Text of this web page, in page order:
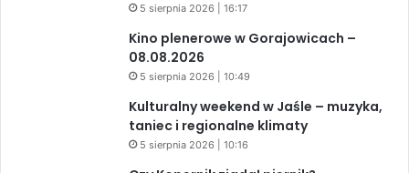
5 sierpnia 2026 | 16:17
Kino plenerowe w Gorajowicach –
08.08.2026
5 sierpnia 2026 | 10:49
Kulturalny weekend w Jaśle – muzyka,
taniec i regionalne klimaty
5 sierpnia 2026 | 10:16